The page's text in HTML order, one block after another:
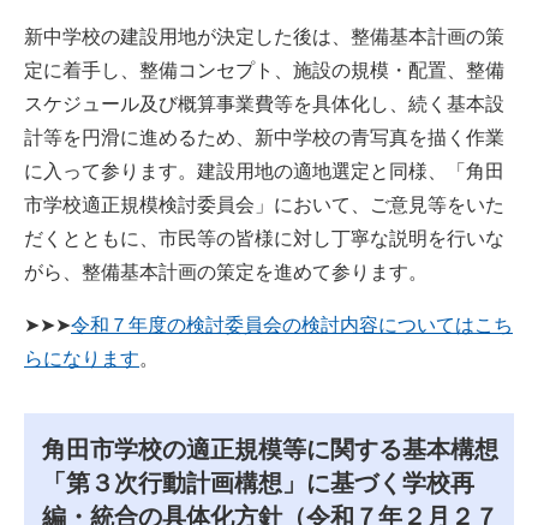
新中学校の建設用地が決定した後は、整備基本計画の策
定に着手し、整備コンセプト、施設の規模・配置、整備
スケジュール及び概算事業費等を具体化し、続く基本設
計等を円滑に進めるため、新中学校の青写真を描く作業
に入って参ります。建設用地の適地選定と同様、「角田
市学校適正規模検討委員会」において、ご意見等をいた
だくとともに、市民等の皆様に対し丁寧な説明を行いな
がら、整備基本計画の策定を進めて参ります。
➤➤➤令和７年度の検討委員会の検討内容についてはこち
らになります。
角田市学校の適正規模等に関する基本構想
「第３次行動計画構想」に基づく学校再
編・統合の具体化方針（令和７年２月２７